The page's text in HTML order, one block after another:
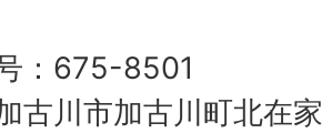
：675-8501
古川市加古川町北在